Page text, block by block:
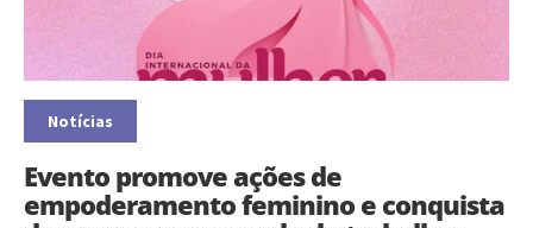
Notícias
Evento promove ações de
empoderamento feminino e conquista